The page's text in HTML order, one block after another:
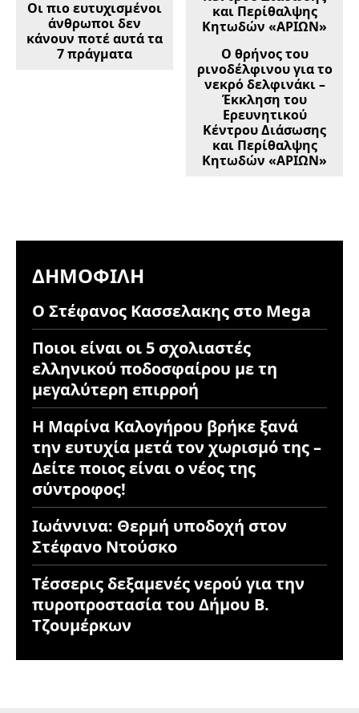
Οι πιο ευτυχισμένοι
άνθρωποι δεν
κάνουν ποτέ αυτά τα
7 πράγματα
Ο θρήνος του
ρινοδέλφινου για το
νεκρό δελφινάκι –
Έκκληση του
Ερευνητικού
Κέντρου Διάσωσης
και Περίθαλψης
Κητωδών «ΑΡΙΩΝ»
ΔΗΜΟΦΙΛΉ
Ο Στέφανος Κασσελακης στο Mega
Ποιοι είναι οι 5 σχολιαστές
ελληνικού ποδοσφαίρου με τη
μεγαλύτερη επιρροή
Η Μαρίνα Καλογήρου βρήκε ξανά
την ευτυχία μετά τον χωρισμό της –
Δείτε ποιος είναι ο νέος της
σύντροφος!
Ιωάννινα: Θερμή υποδοχή στον
Στέφανο Ντούσκο
Τέσσερις δεξαμενές νερού για την
πυροπροστασία του Δήμου Β.
Τζουμέρκων